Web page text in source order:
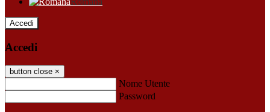
Accedi
Accedi
button close ×
Nome Utente
Password